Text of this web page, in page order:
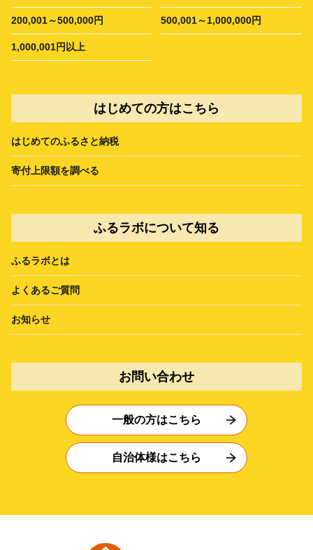
200,001～500,000円 500,001～1,000,000円
1,000,001円以上
はじめての方はこちら
はじめてのふるさと納税
寄付上限額を調べる
ふるラボについて知る
ふるラボとは
よくあるご質問
お知らせ
お問い合わせ
一般の方はこちら
自治体様はこちら